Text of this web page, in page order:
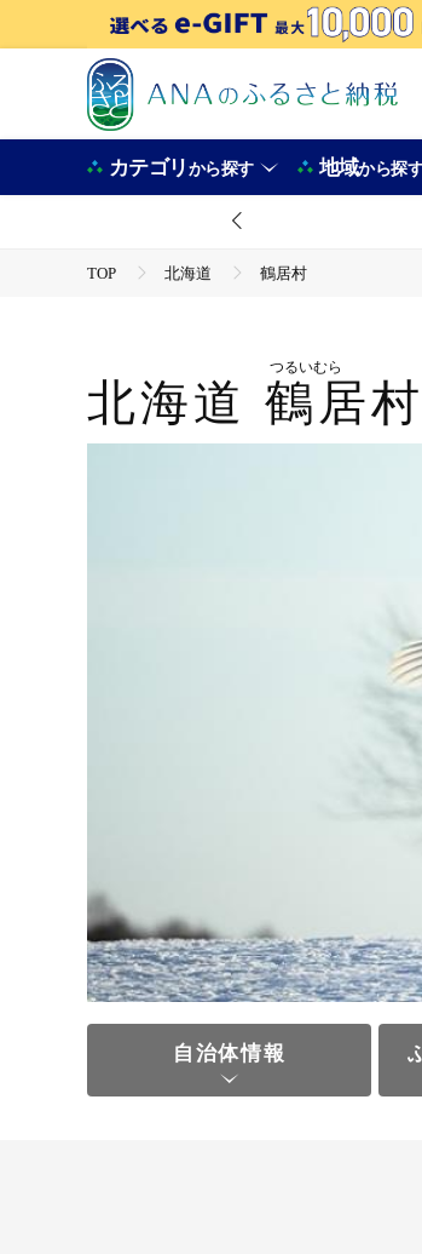
カテゴリから探す 地域から探
TOP 北海道 鶴居村
北海道 鶴居村
つるいむら
自治体情報